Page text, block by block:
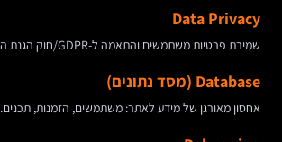
Data Privacy
שמירת פרטיות משתמשים והתאמה ל-GDPR/חוק הגנת הפרטיות.
Database (מסד נתונים)
אחסון מאורגן של מידע לאתר: משתמשים, הזמנות, תכנים.